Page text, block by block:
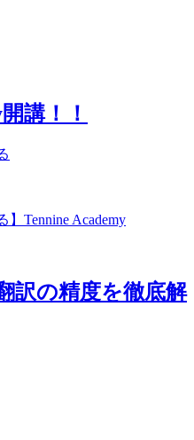
開講！！
】Tennine Academy
訳の精度を徹底解